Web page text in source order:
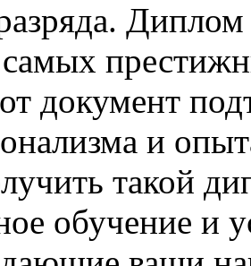
Диплом
документ
и
такой
обучение и